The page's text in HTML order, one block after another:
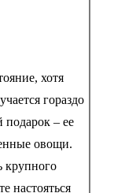
хотя
гораздо
подарок – ее
овощи.
крупного
настояться